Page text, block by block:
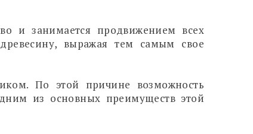
и занимается продвижением всех
выражая тем самым свое
По этой причине возможность
из основных преимуществ этой